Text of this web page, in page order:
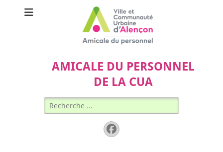
AMICALE DU PERSONNEL
DE LA CUA
Rechercher :
Facebook